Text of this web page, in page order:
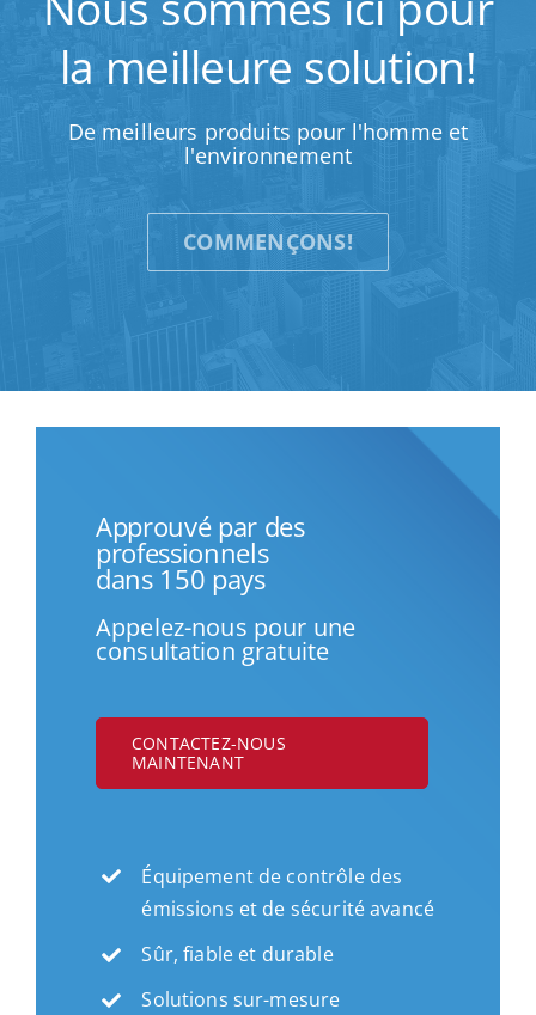
la meilleure solution!
De meilleurs produits pour l'homme et
l'environnement
COMMENÇONS!
Approuvé par des
professionnels
dans 150 pays
Appelez-nous pour une
consultation gratuite
CONTACTEZ-NOUS
MAINTENANT
Équipement de contrôle des
émissions et de sécurité avancé
Sûr, fiable et durable
Solutions sur-mesure